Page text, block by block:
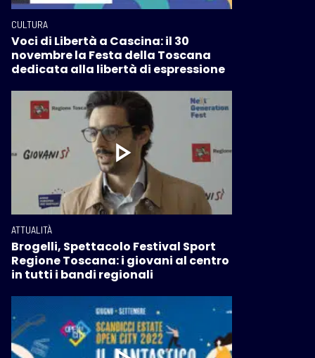
CULTURA
Voci di Libertà a Cascina: il 30
novembre la Festa della Toscana
dedicata alla libertà di espressione
ATTUALITÀ
Brogelli, Spettacolo Festival Sport
Regione Toscana: i giovani al centro
in tutti i bandi regionali